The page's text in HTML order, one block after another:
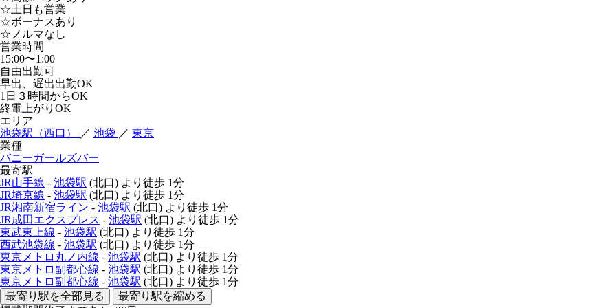
☆土日も営業
☆ボーナスあり
☆ノルマなし
営業時間
15:00〜1:00
自由出勤可
早出、遅出出勤OK
1日３時間からOK
終電上がりOK
エリア
池袋駅（西口）
／ 池袋 ／ 東京
業種
バニーガールズバー
最寄駅
JR山手線 - 池袋駅 (北口) より徒歩 1分
JR埼京線 - 池袋駅 (北口) より徒歩 1分
JR湘南新宿ライン - 池袋駅 (北口) より徒歩 1分
JR成田エクスプレス - 池袋駅 (北口) より徒歩 1分
東武東上線 - 池袋駅 (北口) より徒歩 1分
西武池袋線 - 池袋駅 (北口) より徒歩 1分
東京メトロ丸ノ内線 - 池袋駅 (北口) より徒歩 1分
東京メトロ副都心線 - 池袋駅 (北口) より徒歩 1分
東京メトロ副都心線 - 池袋駅 (北口) より徒歩 1分
最寄り駅を全部見る
最寄り駅を縮める